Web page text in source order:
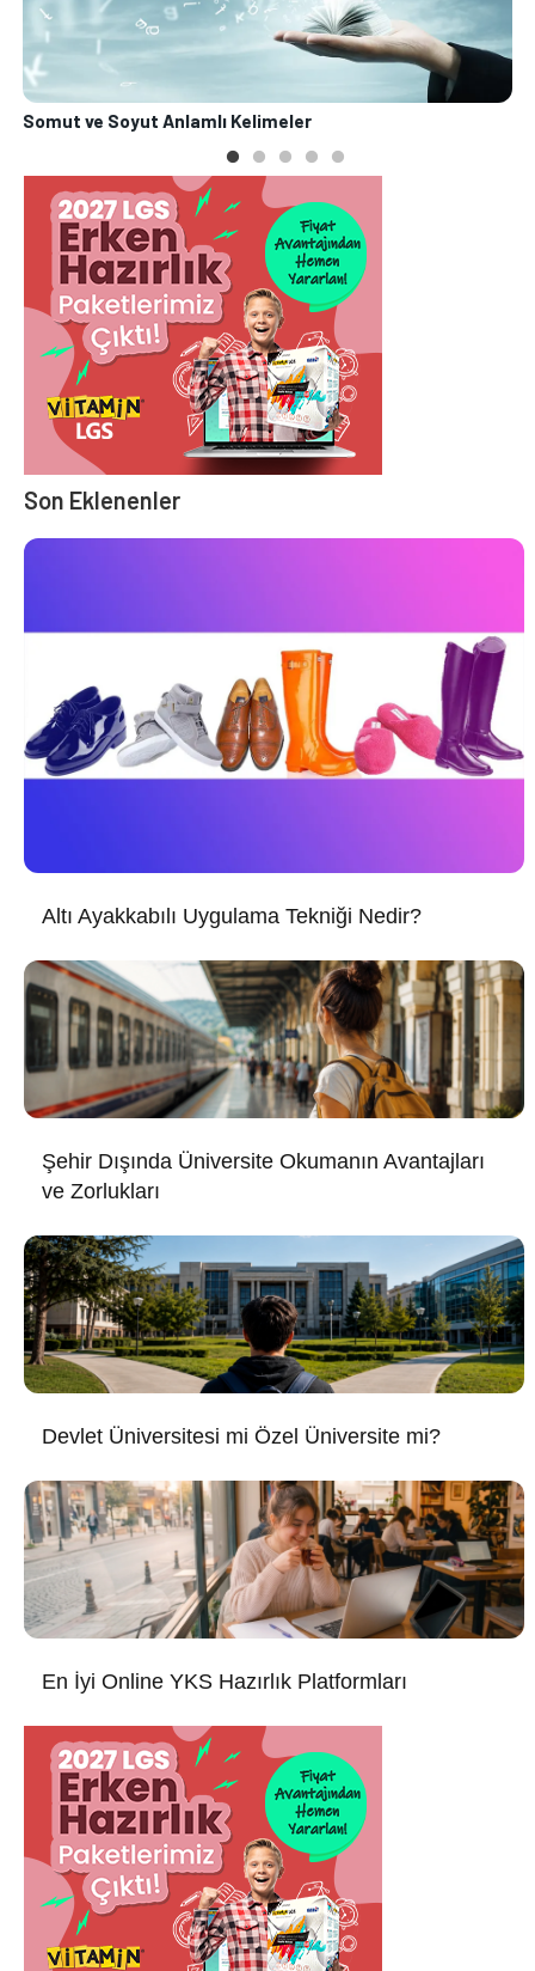
Somut ve Soyut Anlamlı Kelimeler
Son Eklenenler
Altı Ayakkabılı Uygulama Tekniği Nedir?
Şehir Dışında Üniversite Okumanın Avantajları
ve Zorlukları
Devlet Üniversitesi mi Özel Üniversite mi?
En İyi Online YKS Hazırlık Platformları